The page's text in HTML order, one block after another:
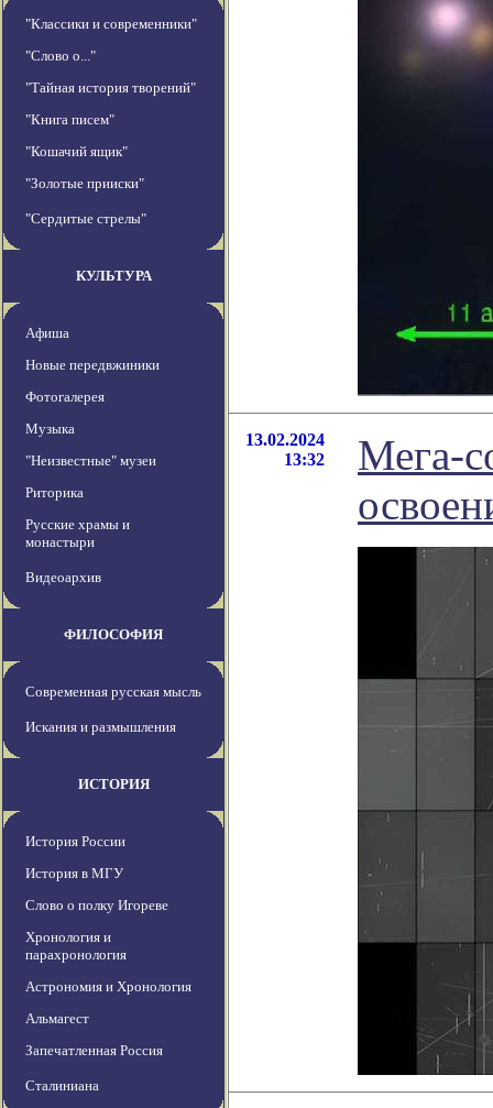
"Классики и современники"
"Слово о..."
"Тайная история творений"
"Книга писем"
"Кошачий ящик"
"Золотые прииски"
"Сердитые стрелы"
КУЛЬТУРА
Афиша
Новые передвжиники
Фотогалерея
Музыка
"Неизвестные" музеи
Риторика
Русские храмы и
монастыри
Видеоархив
ФИЛОСОФИЯ
Современная русская мысль
Искания и размышления
ИСТОРИЯ
История России
История в МГУ
Слово о полку Игореве
Хронология и
парахронология
Астрономия и Хронология
Альмагест
Запечатленная Россия
Сталиниана
13.02.2024
13:32
Мега-